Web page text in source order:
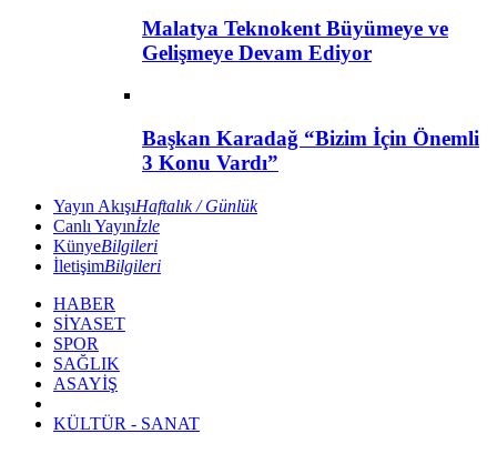
Malatya Teknokent Büyümeye ve
Gelişmeye Devam Ediyor
Başkan Karadağ “Bizim İçin Önemli
3 Konu Vardı”
Yayın AkışıHaftalık / Günlük
Canlı Yayınİzle
KünyeBilgileri
İletişimBilgileri
HABER
SİYASET
SPOR
SAĞLIK
ASAYİŞ
KÜLTÜR - SANAT